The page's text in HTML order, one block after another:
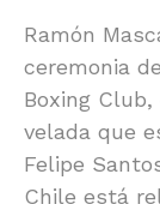
Ramón
ceremonia
Boxing
velada que
Felipe
Chile está